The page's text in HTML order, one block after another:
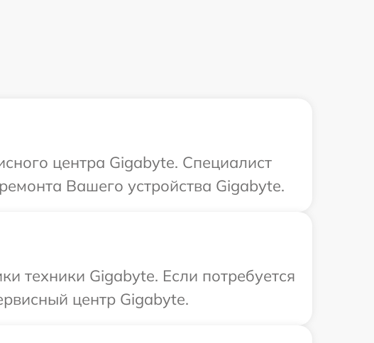
центра Gigabyte. Специалист
Вашего устройства Gigabyte.
техники Gigabyte. Если потребуется
центр Gigabyte.